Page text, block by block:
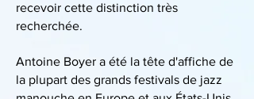
recevoir cette distinction très
recherchée.
Antoine Boyer a été la tête d'affiche de
la plupart des grands festivals de jazz